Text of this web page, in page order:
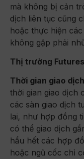
mà không bị cản
dịch liên tục cũng
hoặc thực hiện
không gặp phải
Thị trường Futures
Thời gian giao
thời gian giao dịch
các sàn giao dịch
lai, như hợp đồng
có thể giao dịch
hầu hết các hợp
hoặc ngũ cốc chỉ